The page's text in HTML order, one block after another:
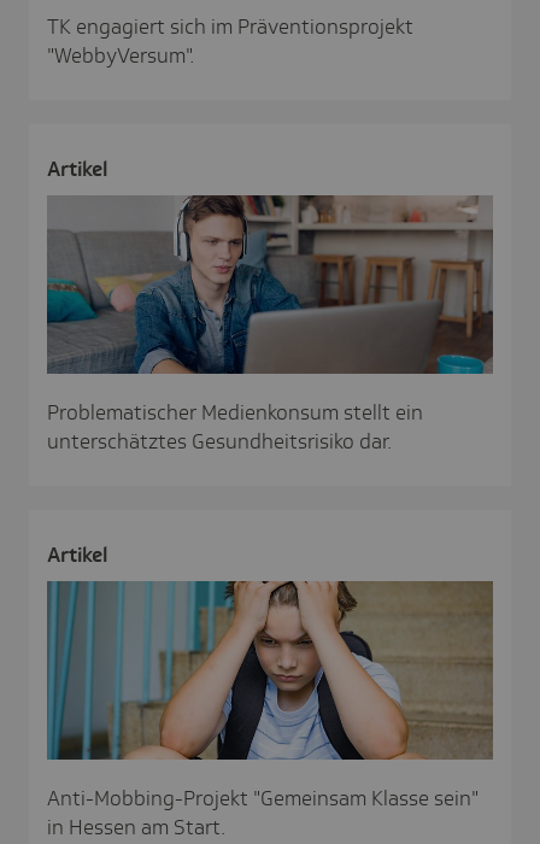
TK engagiert sich im Präventionsprojekt
"WebbyVersum".
Artikel
Problematischer Medienkonsum stellt ein
unterschätztes Gesundheitsrisiko dar.
Artikel
Anti-Mobbing-Projekt "Gemeinsam Klasse sein"
in Hessen am Start.